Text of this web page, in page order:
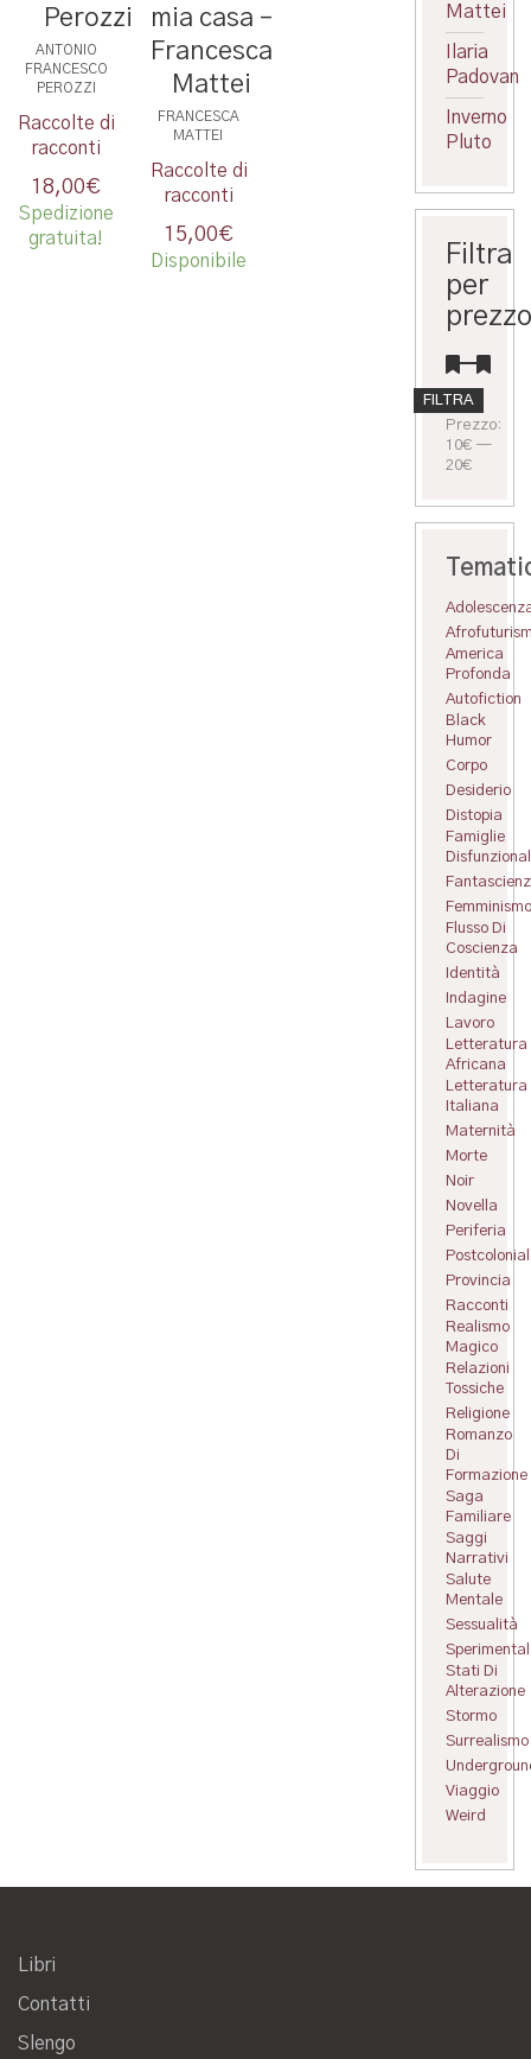
Perozzi
ANTONIO
FRANCESCO
PEROZZI
Raccolte di
racconti
18,00€
Spedizione
gratuita!
mia casa –
Francesca
Mattei
FRANCESCA
MATTEI
Raccolte di
racconti
15,00€
Disponibile
Mattei
Ilaria
Padovan
Inverno
Pluto
Filtra
per
prezzo
Prezzo
Min
Prezzo
Max
FILTRA
Prezzo:
10€ —
20€
America
Profonda
Autofiction
Black
Humor
Corpo
Desiderio
Distopia
Famiglie
Femminismo
Flusso Di
Coscienza
Identità
Indagine
Lavoro
Letteratura
Africana
Letteratura
Italiana
Maternità
Morte
Noir
Novella
Periferia
Provincia
Racconti
Realismo
Magico
Relazioni
Tossiche
Religione
Romanzo
Di
Formazione
Saga
Familiare
Saggi
Narrativi
Salute
Mentale
Sessualità
Stati Di
Alterazione
Stormo
Surrealismo
Viaggio
Weird
Libri
Contatti
Slengo